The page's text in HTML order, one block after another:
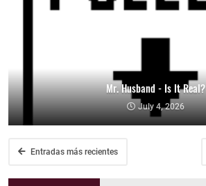
Mr. Husband - Is It Real?
July 4, 2026
Entradas más recientes